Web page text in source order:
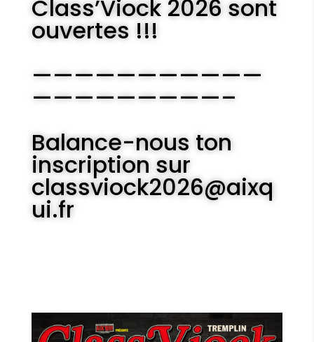
Class’Viock 2026 sont
ouvertes !!!
———————————
—————————–
Balance-nous ton
inscription sur
classviock2026@aixq
ui.fr